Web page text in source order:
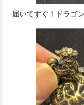
届いてすぐ！ドラゴ